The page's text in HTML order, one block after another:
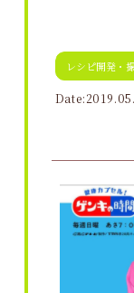
レシピ開発・